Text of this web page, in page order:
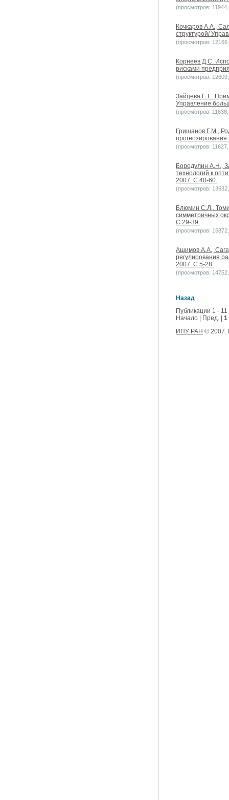
(просмотров:
Кочкаров А.А.,
структурой/
(просмотров:
Корнеев Д.С.
рисками
(просмотров:
Зайцева Е.Е.
Управление
(просмотров:
Гришанов Г.М.,
(просмотров:
Бородулин А.Н.,
технологий к
2007. С.40-60.
(просмотров:
Блюмин С.Л.,
симметричных
С.29-39.
(просмотров:
Ашимов А.А.,
регулирования
2007. С.5-28.
(просмотров:
Назад
Публикации 1 - 11
Начало | Пред. | 1
ИПУ РАН © 2007.